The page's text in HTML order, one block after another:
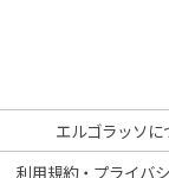
エルゴラッソに
利用規約・プライバ